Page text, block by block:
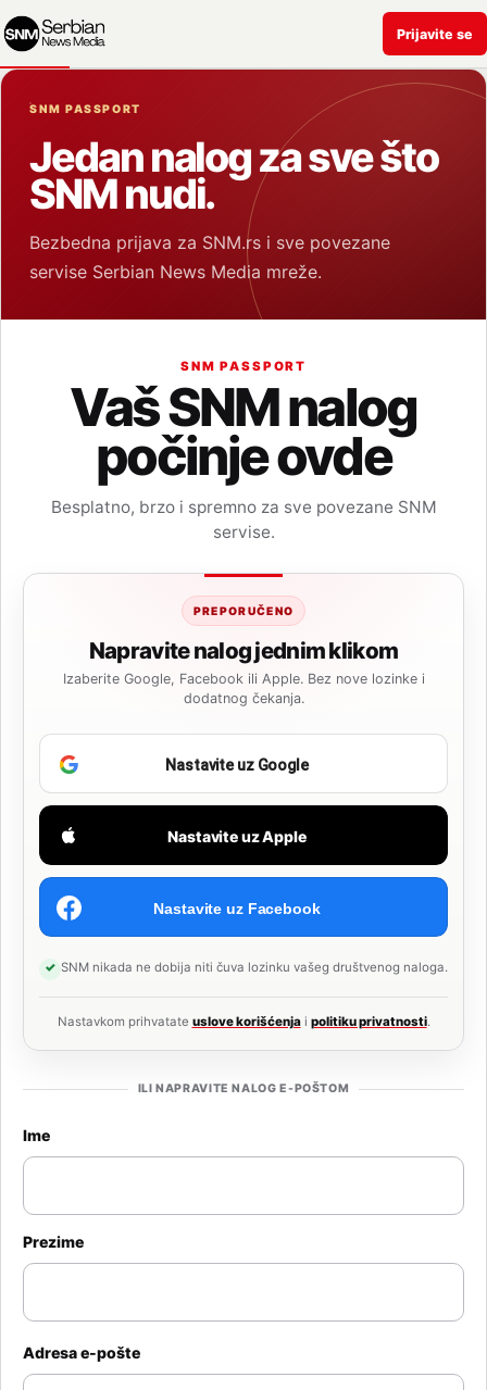
Prijavite se
SNM PASSPORT
Jedan nalog za sve što
SNM nudi.
Bezbedna prijava za SNM.rs i sve povezane
servise Serbian News Media mreže.
SNM PASSPORT
Vaš SNM nalog
počinje ovde
Besplatno, brzo i spremno za sve povezane SNM
servise.
PREPORUČENO
Napravite nalog jednim klikom
Izaberite Google, Facebook ili Apple. Bez nove lozinke i
dodatnog čekanja.
Nastavite uz Google
Nastavite uz Apple
Nastavite uz Facebook
SNM nikada ne dobija niti čuva lozinku vašeg društvenog naloga.
Nastavkom prihvatate uslove korišćenjai politiku privatnosti.
ILI NAPRAVITE NALOG E-POŠTOM
Ime
Prezime
Adresa e-pošte